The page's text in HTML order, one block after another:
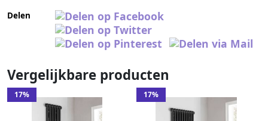
Delen
Vergelijkbare producten
17% 17%